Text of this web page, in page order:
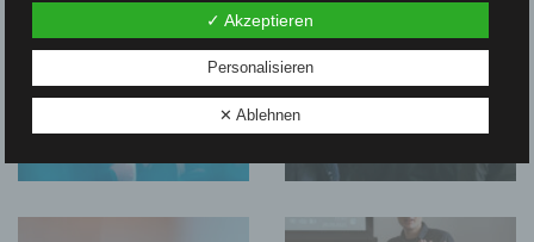
Daten jederzeit abzuändern oder vollständig aus dem
Datenbestand des für die Verarbeitung Verantwortlichen
löschen zu lassen.
betroffenen Person jederzeit auf Anfrage Auskunft darüber,
welche personenbezogenen Daten über die betroffene
Person gespeichert sind. Ferner berichtigt oder löscht der für
auf Wunsch oder Hinweis der betroffenen Person, soweit
entgegenstehen. Die Gesamtheit der Mitarbeiter des für die
Verarbeitung Verantwortlichen stehen der betroffenen Person
✓ Akzeptieren
Personalisieren
✕ Ablehnen